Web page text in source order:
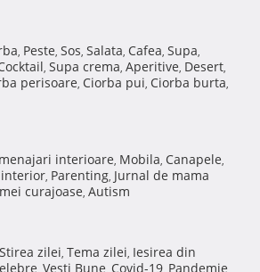
, Peste, Sos, Salata, Cafea, Supa,
, Supa crema, Aperitive, Desert,
perisoare, Ciorba pui, Ciorba burta,
interioare, Mobila, Canapele,
interior, Parenting, Jurnal de mama
curajoase, Autism
Stirea zilei, Tema zilei, Iesirea din
, Vesti Bune, Covid-19, Pandemie